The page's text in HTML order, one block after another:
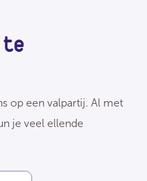
te
op een valpartij. Al met
je veel ellende